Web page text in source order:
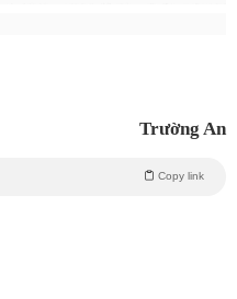
Trường An
Copy link